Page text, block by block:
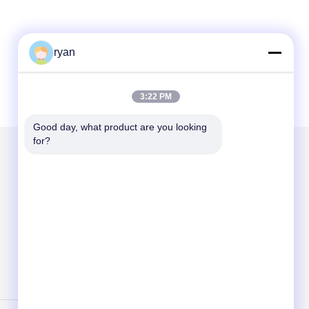
ryan
3:22 PM
Good day, what product are you looking
for?